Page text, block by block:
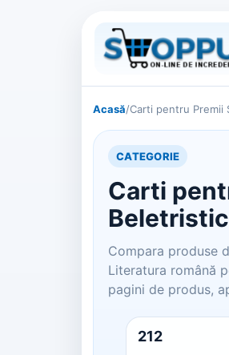
Acasă/Carti pentru Premii
CATEGORIE
Carti
Compara produse
Literatura română
pagini de produs,
212